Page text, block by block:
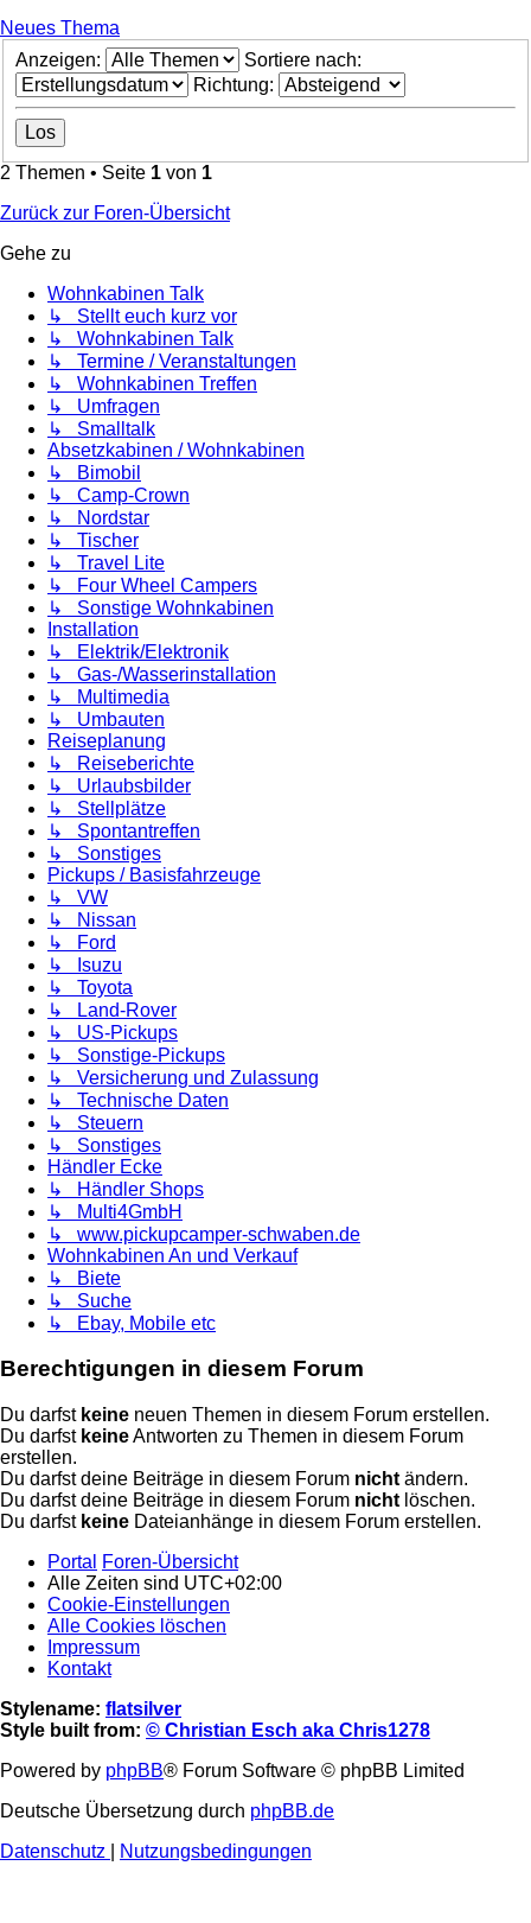
Neues Thema
Anzeigen:
Sortiere nach:
Richtung:
2 Themen • Seite 1 von 1
Zurück zur Foren-Übersicht
Gehe zu
Wohnkabinen Talk
↳ Stellt euch kurz vor
↳ Wohnkabinen Talk
↳ Termine / Veranstaltungen
↳ Wohnkabinen Treffen
↳ Umfragen
↳ Smalltalk
Absetzkabinen / Wohnkabinen
↳ Bimobil
↳ Camp-Crown
↳ Nordstar
↳ Tischer
↳ Travel Lite
↳ Four Wheel Campers
↳ Sonstige Wohnkabinen
Installation
↳ Elektrik/Elektronik
↳ Gas-/Wasserinstallation
↳ Multimedia
↳ Umbauten
Reiseplanung
↳ Reiseberichte
↳ Urlaubsbilder
↳ Stellplätze
↳ Spontantreffen
↳ Sonstiges
Pickups / Basisfahrzeuge
↳ VW
↳ Nissan
↳ Ford
↳ Isuzu
↳ Toyota
↳ Land-Rover
↳ US-Pickups
↳ Sonstige-Pickups
↳ Versicherung und Zulassung
↳ Technische Daten
↳ Steuern
↳ Sonstiges
Händler Ecke
↳ Händler Shops
↳ Multi4GmbH
↳ www.pickupcamper-schwaben.de
Wohnkabinen An und Verkauf
↳ Biete
↳ Suche
↳ Ebay, Mobile etc
Berechtigungen in diesem Forum
Du darfst keine neuen Themen in diesem Forum erstellen.
Du darfst keineAntworten zu Themen in diesem Forum
erstellen.
Du darfst deine Beiträge in diesem Forum nicht ändern.
Du darfst deine Beiträge in diesem Forum nicht löschen.
Du darfst keine Dateianhänge in diesem Forum erstellen.
Portal
Foren-Übersicht
Alle Zeiten sind UTC+02:00
Cookie-Einstellungen
Alle Cookies löschen
Impressum
Kontakt
Stylename: flatsilver
Style built from: © Christian Esch aka Chris1278
Powered by phpBB® Forum Software © phpBB Limited
Deutsche Übersetzung durch phpBB.de
Datenschutz
Nutzungsbedingungen